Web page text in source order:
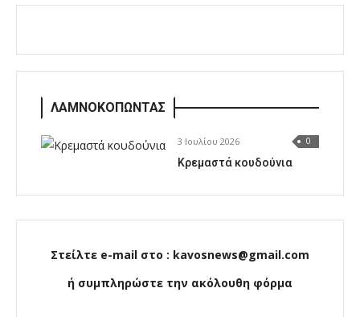
ΛΑΜΝΟΚΟΠΩΝΤΑΣ
3 Ιουλίου 2026 0
Κρεμαστά κουδούνια
Στείλτε e-mail στο : kavosnews@gmail.com
ή συμπληρώστε την ακόλουθη φόρμα